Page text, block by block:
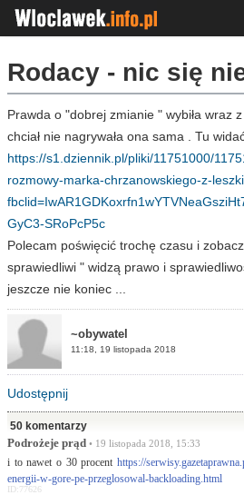
Rodacy - nic się
Prawda o "dobrej zmianie " wybiła wraz
chciał nie nagrywała ona sama . Tu
https://s1.dziennik.pl/pliki/11751000/
rozmowy-marka-chrzanowskiego-z-
GyC3-SRoPcP5c
Polecam poświęcić trochę czasu i
sprawiedliwi " widzą prawo i
jeszcze nie koniec ...
~obywatel
11:18, 19 listopada 2018
Udostępnij
50 komentarzy
Podrożeje prąd • 19 listopada 2018, 15:33
i to nawet o 30 procent https://
energii-w-gore-pe-przeglosowal-backloading.html
ID:77626